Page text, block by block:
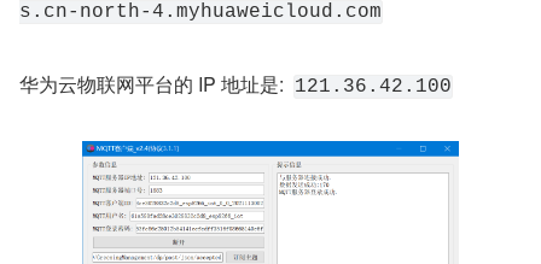
s.cn-north-4.myhuaweicloud.com
华为云物联网平台的 IP 地址是: 121.36.42.100